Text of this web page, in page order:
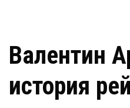
Валентин
история